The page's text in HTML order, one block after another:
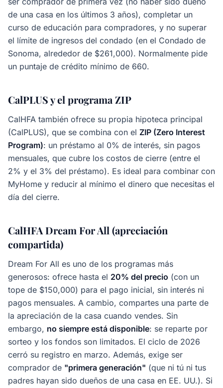
de una casa en los últimos 3 años), completar un
curso de educación para compradores, y no superar
el límite de ingresos del condado (en el Condado de
Sonoma, alrededor de $261,000). Normalmente pide
un puntaje de crédito mínimo de 660.
CalPLUS y el programa ZIP
CalHFA también ofrece su propia hipoteca principal
(CalPLUS), que se combina con el ZIP (Zero Interest
Program): un préstamo al 0% de interés, sin pagos
mensuales, que cubre los costos de cierre (entre el
2% y el 3% del préstamo). Es ideal para combinar con
MyHome y reducir al mínimo el dinero que necesitas el
día del cierre.
CalHFA Dream For All (apreciación
compartida)
Dream For All es uno de los programas más
generosos: ofrece hasta el 20% del precio (con un
tope de $150,000) para el pago inicial, sin interés ni
pagos mensuales. A cambio, compartes una parte de
la apreciación de la casa cuando vendes. Sin
embargo, no siempre está disponible: se reparte por
sorteo y los fondos son limitados. El ciclo de 2026
cerró su registro en marzo. Además, exige ser
comprador de "primera generación" (que ni tú ni tus
padres hayan sido dueños de una casa en EE. UU.). Si